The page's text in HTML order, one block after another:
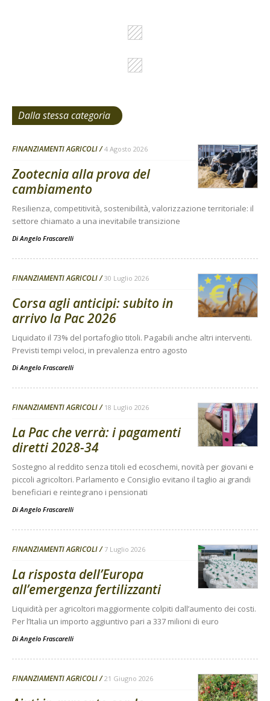
Dalla stessa categoria
FINANZIAMENTI AGRICOLI 4 Agosto 2026
Zootecnia alla prova del
cambiamento
Resilienza, competitività, sostenibilità, valorizzazione territoriale: il
settore chiamato a una inevitabile transizione
DiAngelo Frascarelli
FINANZIAMENTI AGRICOLI 30 Luglio 2026
Corsa agli anticipi: subito in
arrivo la Pac 2026
Liquidato il 73% del portafoglio titoli. Pagabili anche altri interventi.
Previsti tempi veloci, in prevalenza entro agosto
DiAngelo Frascarelli
FINANZIAMENTI AGRICOLI 18 Luglio 2026
La Pac che verrà: i pagamenti
diretti 2028-34
Sostegno al reddito senza titoli ed ecoschemi, novità per giovani e
piccoli agricoltori. Parlamento e Consiglio evitano il taglio ai grandi
beneficiari e reintegrano i pensionati
DiAngelo Frascarelli
FINANZIAMENTI AGRICOLI 7 Luglio 2026
La risposta dell’Europa
all’emergenza fertilizzanti
Liquidità per agricoltori maggiormente colpiti dall’aumento dei costi.
Per l’Italia un importo aggiuntivo pari a 337 milioni di euro
DiAngelo Frascarelli
FINANZIAMENTI AGRICOLI 21 Giugno 2026